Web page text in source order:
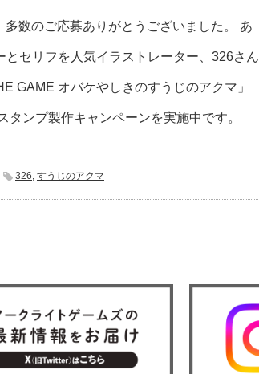
数のご応募ありがとうございました。 あ
とセリフを人気イラストレーター、326さん
GAME オバケやしきのすうじのアクマ」
タンプ製作キャンペーンを実施中です。
326, すうじのアクマ